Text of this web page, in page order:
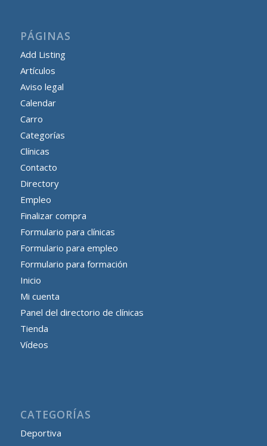
PÁGINAS
Add Listing
Artículos
Aviso legal
Calendar
Carro
Categorías
Clínicas
Contacto
Directory
Empleo
Finalizar compra
Formulario para clínicas
Formulario para empleo
Formulario para formación
Inicio
Mi cuenta
Panel del directorio de clínicas
Tienda
Vídeos
CATEGORÍAS
Deportiva